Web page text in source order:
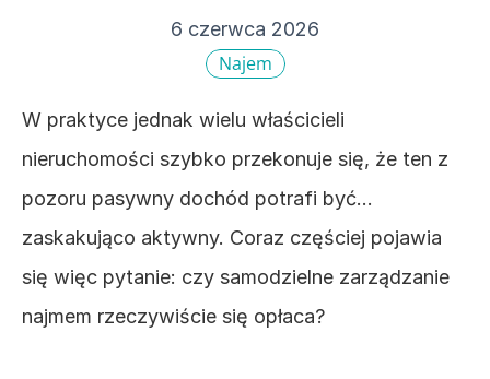
6 czerwca 2026
Najem
W praktyce jednak wielu właścicieli
nieruchomości szybko przekonuje się, że ten z
pozoru pasywny dochód potrafi być…
zaskakująco aktywny. Coraz częściej pojawia
się więc pytanie: czy samodzielne zarządzanie
najmem rzeczywiście się opłaca?